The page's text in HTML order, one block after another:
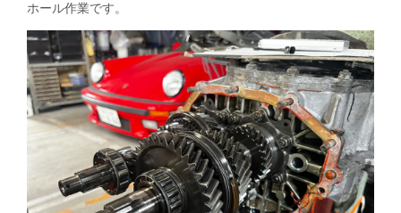
ホール作業です。